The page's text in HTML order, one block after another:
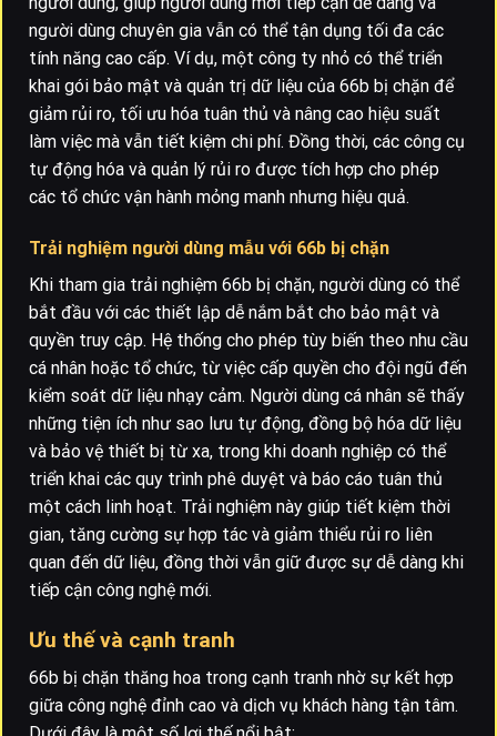
người dùng chuyên gia vẫn có thể tận dụng tối đa các
tính năng cao cấp. Ví dụ, một công ty nhỏ có thể triển
khai gói bảo mật và quản trị dữ liệu của 66b bị chặn để
giảm rủi ro, tối ưu hóa tuân thủ và nâng cao hiệu suất
làm việc mà vẫn tiết kiệm chi phí. Đồng thời, các công cụ
tự động hóa và quản lý rủi ro được tích hợp cho phép
các tổ chức vận hành mỏng manh nhưng hiệu quả.
Trải nghiệm người dùng mẫu với 66b bị chặn
Khi tham gia trải nghiệm 66b bị chặn, người dùng có thể
bắt đầu với các thiết lập dễ nắm bắt cho bảo mật và
quyền truy cập. Hệ thống cho phép tùy biến theo nhu cầu
cá nhân hoặc tổ chức, từ việc cấp quyền cho đội ngũ đến
kiểm soát dữ liệu nhạy cảm. Người dùng cá nhân sẽ thấy
những tiện ích như sao lưu tự động, đồng bộ hóa dữ liệu
và bảo vệ thiết bị từ xa, trong khi doanh nghiệp có thể
triển khai các quy trình phê duyệt và báo cáo tuân thủ
một cách linh hoạt. Trải nghiệm này giúp tiết kiệm thời
gian, tăng cường sự hợp tác và giảm thiểu rủi ro liên
quan đến dữ liệu, đồng thời vẫn giữ được sự dễ dàng khi
tiếp cận công nghệ mới.
Ưu thế và cạnh tranh
66b bị chặn thăng hoa trong cạnh tranh nhờ sự kết hợp
giữa công nghệ đỉnh cao và dịch vụ khách hàng tận tâm.